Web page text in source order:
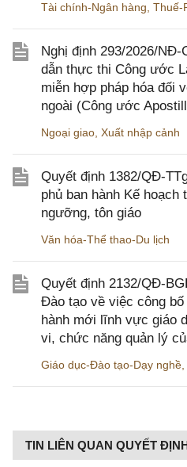
Tài chính-Ngân hàng Thuế-
Nghị định 293/2026/
dẫn thực thi Công ước
miễn hợp pháp hóa đối
ngoài (Công ước
Ngoại giao Xuất nhập cảnh
Quyết định 1382/QĐ-
phủ ban hành Kế
ngưỡng, tôn giáo
Văn hóa-Thể thao-Du lịch
Quyết định 2132/QĐ-
Đào tạo về việc công
hành mới lĩnh vực giáo
vi, chức năng quản lý
Giáo dục-Đào tạo-Dạy nghề
TIN LIÊN QUAN QUYẾT